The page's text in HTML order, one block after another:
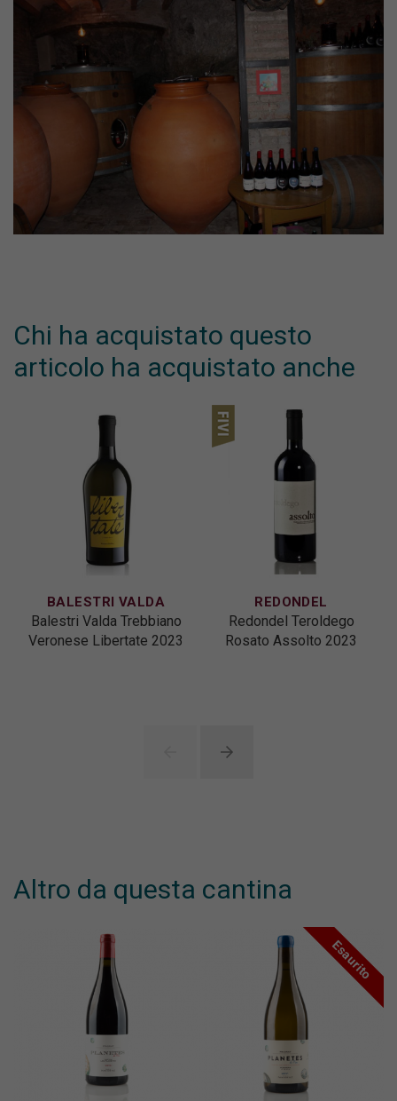
Chi ha acquistato questo
articolo ha acquistato anche
BALESTRI VALDA
Balestri Valda Trebbiano
Veronese Libertate 2023
REDONDEL
Redondel Teroldego
Rosato Assolto 2023
Altro da questa cantina
Esaurito